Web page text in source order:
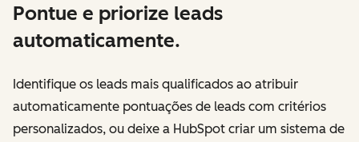
Pontue e priorize leads
automaticamente.
Identifique os leads mais qualificados ao atribuir
automaticamente pontuações de leads com critérios
personalizados, ou deixe a HubSpot criar um sistema de